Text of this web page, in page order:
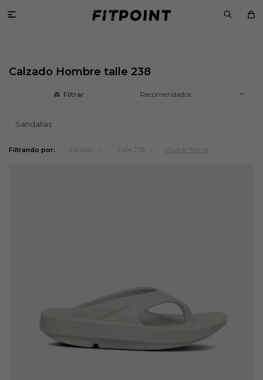

Calzado Hombre talle 238
Recomendados
Sandalias
Filtrando por: Calzado Talle 238 Quitar filtros